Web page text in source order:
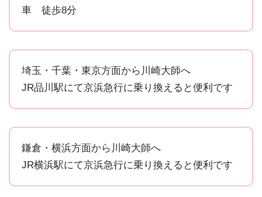
車 徒歩8分
埼玉・千葉・東京方面から川崎大師へ
JR品川駅にて京浜急行に乗り換えると便利です
鎌倉・横浜方面から川崎大師へ
JR横浜駅にて京浜急行に乗り換えると便利です